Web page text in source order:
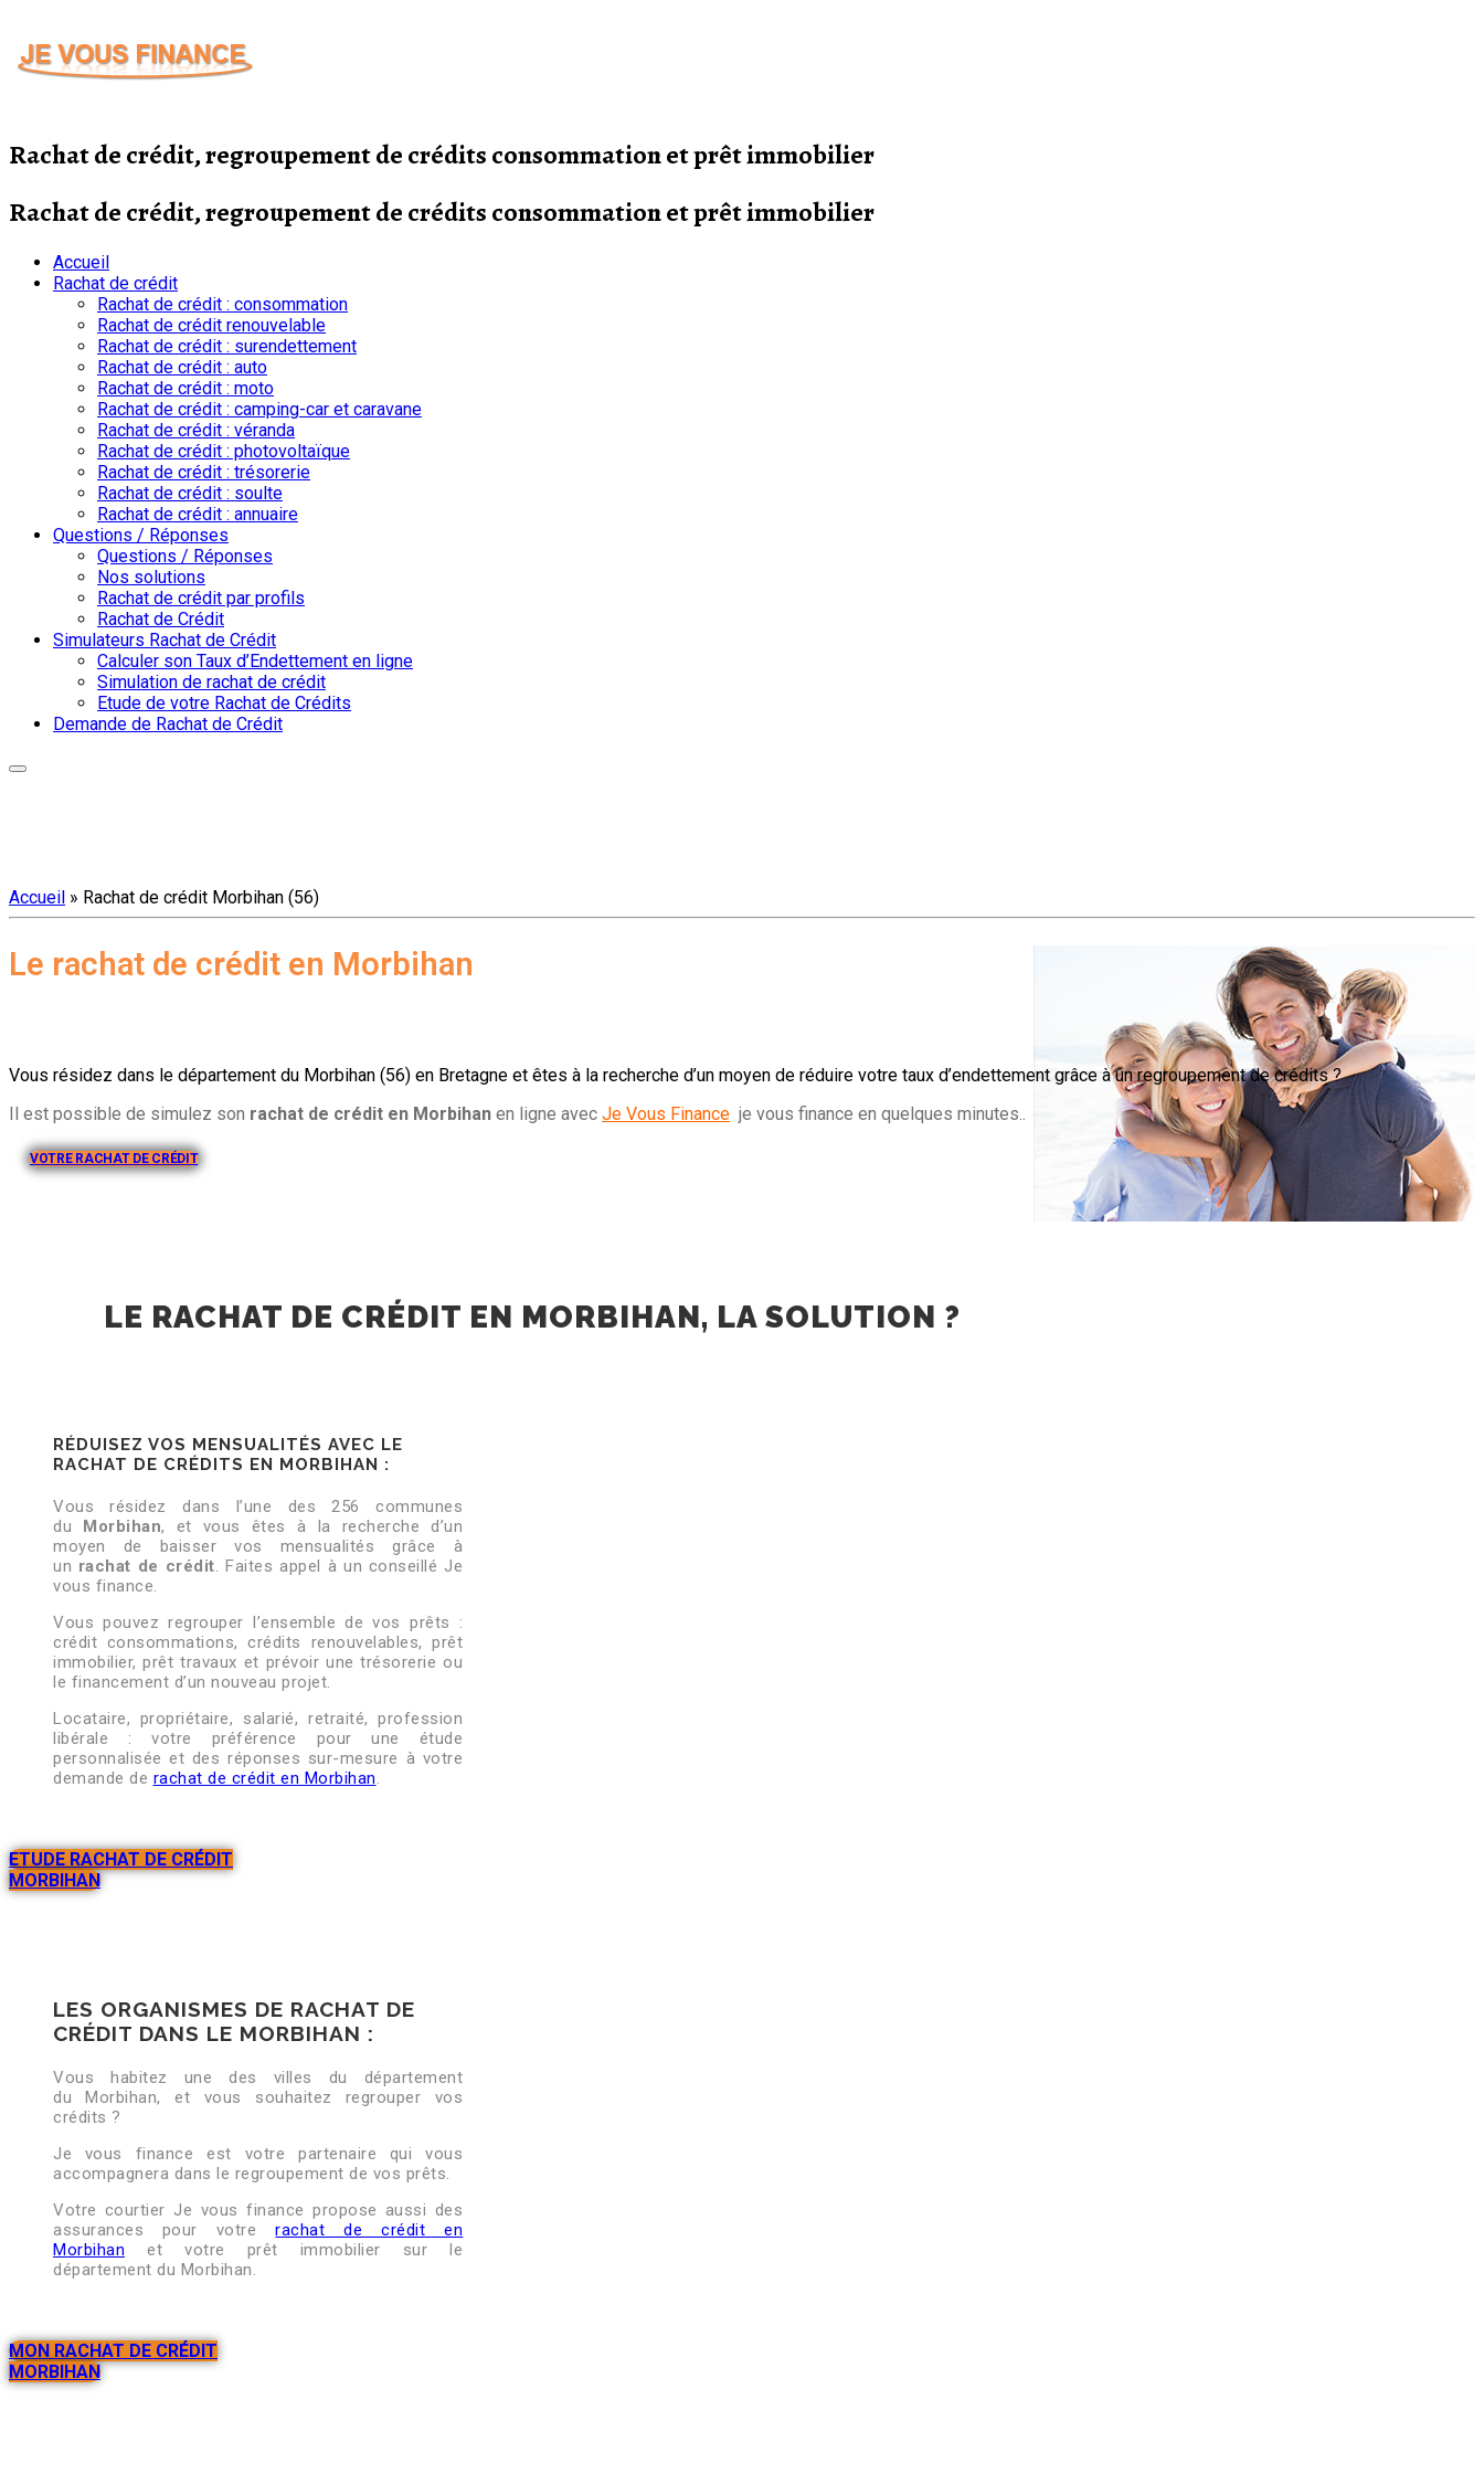
contenu
Rachat de crédit, regroupement de crédits consommation et prêt immobilier
Rachat de crédit, regroupement de crédits consommation et prêt immobilier
Accueil
Rachat de crédit
Rachat de crédit : consommation
Rachat de crédit renouvelable
Rachat de crédit : surendettement
Rachat de crédit : auto
Rachat de crédit : moto
Rachat de crédit : camping-car et caravane
Rachat de crédit : véranda
Rachat de crédit : photovoltaïque
Rachat de crédit : trésorerie
Rachat de crédit : soulte
Rachat de crédit : annuaire
Questions / Réponses
Questions / Réponses
Nos solutions
Rachat de crédit par profils
Rachat de Crédit
Simulateurs Rachat de Crédit
Calculer son Taux d’Endettement en ligne
Simulation de rachat de crédit
Etude de votre Rachat de Crédits
Demande de Rachat de Crédit
Accueil » Rachat de crédit Morbihan (56)
Le rachat de crédit en Morbihan​
Vous résidez dans le département du Morbihan (56) en Bretagne et êtes à la recherche d’un moyen de réduire votre taux d’endettement grâce à un regroupement de crédits ?
Il est possible de simulez son rachat de crédit en Morbihan en ligne avec Je Vous Finance je vous finance en quelques minutes..
VOTRE RACHAT DE CRÉDIT
LE RACHAT DE CRÉDIT EN MORBIHAN, LA SOLUTION ?
RÉDUISEZ VOS MENSUALITÉS AVEC LE
RACHAT DE CRÉDITS EN MORBIHAN :
Vous résidez dans l’une des 256 communes
du Morbihan, et vous êtes à la recherche d’un
moyen de baisser vos mensualités grâce à
un rachat de crédit. Faites appel à un conseillé Je
vous finance.
Vous pouvez regrouper l’ensemble de vos prêts :
crédit consommations, crédits renouvelables, prêt
immobilier, prêt travaux et prévoir une trésorerie ou
le financement d’un nouveau projet.
Locataire, propriétaire, salarié, retraité, profession
libérale : votre préférence pour une étude
personnalisée et des réponses sur-mesure à votre
demande de rachat de crédit en Morbihan.
ETUDE RACHAT DE CRÉDIT
MORBIHAN
LES ORGANISMES DE RACHAT DE
CRÉDIT DANS LE MORBIHAN :
Vous habitez une des villes du département
du Morbihan, et vous souhaitez regrouper vos
crédits ?
Je vous finance est votre partenaire qui vous
accompagnera dans le regroupement de vos prêts.
Votre courtier Je vous finance propose aussi des
assurances pour votrerachat de crédit en
Morbihan et votre prêt immobilier sur le
département du Morbihan.
MON RACHAT DE CRÉDIT
MORBIHAN